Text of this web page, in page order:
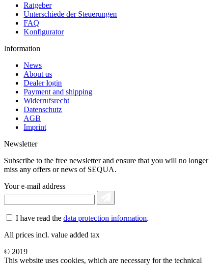
Ratgeber
Unterschiede der Steuerungen
FAQ
Konfigurator
Information
News
About us
Dealer login
Payment and shipping
Widerrufsrecht
Datenschutz
AGB
Imprint
Newsletter
Subscribe to the free newsletter and ensure that you will no longer
miss any offers or news of SEQUA.
Your e-mail address
I have read the data protection information.
All prices incl. value added tax
© 2019
This website uses cookies, which are necessary for the technical